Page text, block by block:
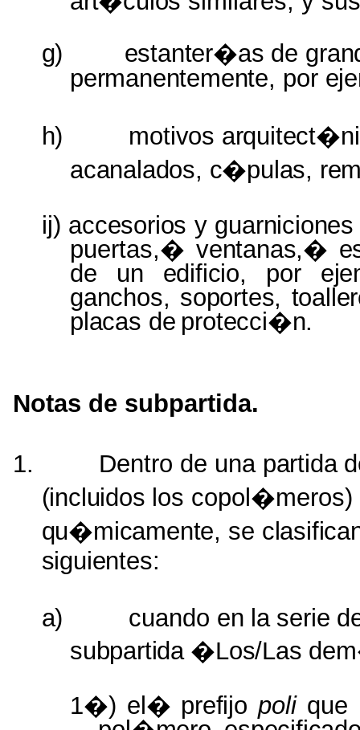
g)
estanter�as de
permanentemente, por
h)
motivos
acanalados, c�pulas,
ij) accesorios y
puertas,� ventanas,�
de un edificio, por
ganchos, soportes,
placas de protecci�n.
Notas de subpartida.
1. Dentro de una partida
(incluidos los
qu�micamente, se
siguientes:
a) cuando en la serie
subpartida �Los/Las
1�) el� prefijo poli que